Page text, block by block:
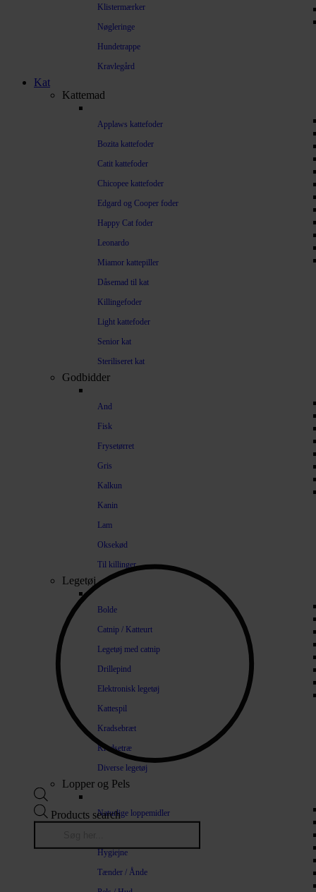
Klistermærker
Nøgleringe
Hundetrappe
Kravlegård
Kat
Kattemad
Applaws kattefoder
Bozita kattefoder
Catit kattefoder
Chicopee kattefoder
Edgard og Cooper foder
Happy Cat foder
Leonardo
Miamor kattepiller
Dåsemad til kat
Killingefoder
Light kattefoder
Senior kat
Steriliseret kat
Godbidder
And
Fisk
Frysetørret
Gris
Kalkun
Kanin
Lam
Oksekød
Til killinger
Legetøj
Bolde
Catnip / Katteurt
Legetøj med catnip
Drillepind
Elektronisk legetøj
Kattespil
Kradsebræt
Kradsetræ
Diverse legetøj
Lopper og Pels
Naturlige loppemidler
Hygiejne
Tænder / Ånde
Products search